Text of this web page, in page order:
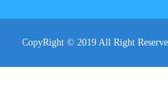
CopyRight © 2019 All Right